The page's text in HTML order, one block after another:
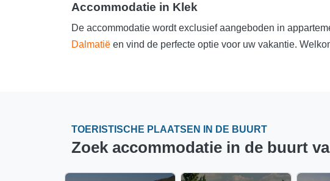
Accommodatie in Klek
De accommodatie wordt exclusief aangeboden in
Dalmatië en vind de perfecte optie voor uw vakantie.
TOERISTISCHE PLAATSEN IN DE BUURT
Zoek accommodatie in de buurt